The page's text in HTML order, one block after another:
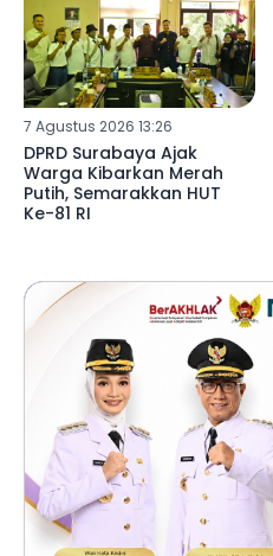
7 Agustus 2026 13:26
DPRD Surabaya Ajak
Warga Kibarkan Merah
Putih, Semarakkan HUT
Ke-81 RI